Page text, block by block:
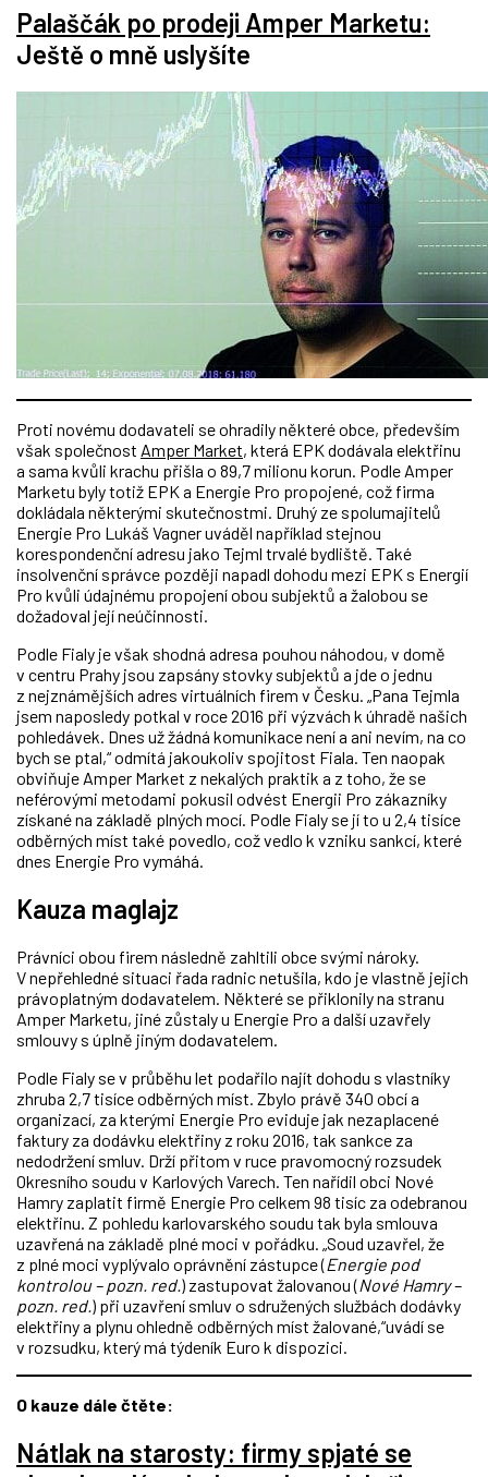
Palaščák po prodeji Amper Marketu:
Ještě o mně uslyšíte
Proti novému dodavateli se ohradily některé obce, především
však společnost Amper Market, která EPK dodávala elektřinu
a sama kvůli krachu přišla o 89,7 milionu korun. Podle Amper
Marketu byly totiž EPK a Energie Pro propojené, což firma
dokládala některými skutečnostmi. Druhý ze spolumajitelů
Energie Pro Lukáš Vagner uváděl například stejnou
korespondenční adresu jako Tejml trvalé bydliště. Také
insolvenční správce později napadl dohodu mezi EPK s Energií
Pro kvůli údajnému propojení obou subjektů a žalobou se
dožadoval její neúčinnosti.
Podle Fialy je však shodná adresa pouhou náhodou, v domě
v centru Prahy jsou zapsány stovky subjektů a jde o jednu
z nejznámějších adres virtuálních firem v Česku. „Pana Tejmla
jsem naposledy potkal v roce 2016 při výzvách k úhradě našich
pohledávek. Dnes už žádná komunikace není a ani nevím, na co
bych se ptal,“ odmítá jakoukoliv spojitost Fiala. Ten naopak
obviňuje Amper Market z nekalých praktik a z toho, že se
neférovými metodami pokusil odvést Energii Pro zákazníky
získané na základě plných mocí. Podle Fialy se jí to u 2,4 tisíce
odběrných míst také povedlo, což vedlo k vzniku sankcí, které
dnes Energie Pro vymáhá.
Kauza maglajz
Právníci obou firem následně zahltili obce svými nároky.
V nepřehledné situaci řada radnic netušila, kdo je vlastně jejich
právoplatným dodavatelem. Některé se přiklonily na stranu
Amper Marketu, jiné zůstaly u Energie Pro a další uzavřely
smlouvy s úplně jiným dodavatelem.
Podle Fialy se v průběhu let podařilo najít dohodu s vlastníky
zhruba 2,7 tisíce odběrných míst. Zbylo právě 340 obcí a
organizací, za kterými Energie Pro eviduje jak nezaplacené
faktury za dodávku elektřiny z roku 2016, tak sankce za
nedodržení smluv. Drží přitom v ruce pravomocný rozsudek
Okresního soudu v Karlových Varech. Ten nařídil obci Nové
Hamry zaplatit firmě Energie Pro celkem 98 tisíc za odebranou
elektřinu. Z pohledu karlovarského soudu tak byla smlouva
uzavřená na základě plné moci v pořádku. „Soud uzavřel, že
z plné moci vyplývalo oprávnění zástupce (Energie pod
kontrolou – pozn. red.) zastupovat žalovanou (Nové Hamry –
pozn. red.) při uzavření smluv o sdružených službách dodávky
elektřiny a plynu ohledně odběrných míst žalované,“uvádí se
v rozsudku, který má týdeník Euro k dispozici.
O kauze dále čtěte:
Nátlak na starosty: firmy spjaté se